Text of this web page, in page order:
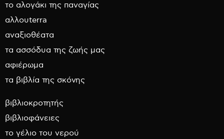
το αλογάκι της παναγίας
αλλουterra
αναξιοθέατα
τα ασσόδυα της ζωής μας
αφιέρωμα
τα βιβλία της σκόνης
βιβλιοκροτητής
βιβλιοφάνειες
το γέλιο του νερού